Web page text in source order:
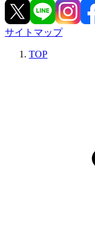
サイトマップ
TOP